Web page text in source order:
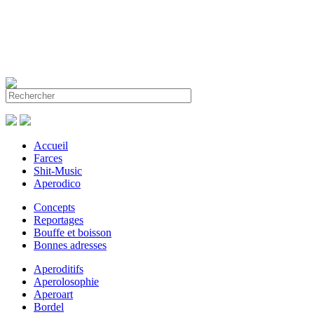
Accueil
Farces
Shit-Music
Aperodico
Concepts
Reportages
Bouffe et boisson
Bonnes adresses
Aperoditifs
Aperolosophie
Aperoart
Bordel